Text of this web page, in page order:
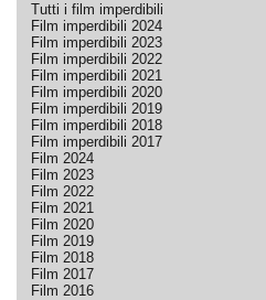
Tutti i film imperdibili
Film imperdibili 2024
Film imperdibili 2023
Film imperdibili 2022
Film imperdibili 2021
Film imperdibili 2020
Film imperdibili 2019
Film imperdibili 2018
Film imperdibili 2017
Film 2024
Film 2023
Film 2022
Film 2021
Film 2020
Film 2019
Film 2018
Film 2017
Film 2016